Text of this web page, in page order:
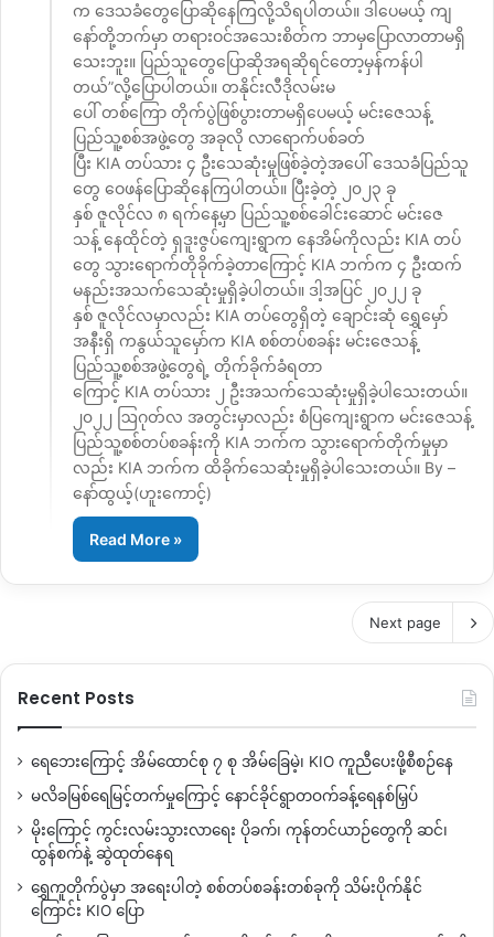
က ဒေသခံတွေပြောဆိုနေကြလို့သိရပါတယ်။ ဒါပေမယ့် ကျ
နော်တို့ဘက်မှာ တရားဝင်အသေးစိတ်က ဘာမှပြောလာတာမရှိ
သေးဘူး။ ပြည်သူတွေပြောဆိုအရဆိုရင်တော့မှန်ကန်ပါ
တယ်”လို့ပြောပါတယ်။ တနိုင်းလီဒိုလမ်းမ
ပေါ် တစ်ကြော တိုက်ပွဲဖြစ်ပွားတာမရှိပေမယ့် မင်းဇေသန့်
ပြည်သူ့စစ်အဖွဲ့တွေ အခုလို လာရောက်ပစ်ခတ်
ပြီး KIA တပ်သား ၄ ဦးသေဆုံးမှုဖြစ်ခဲ့တဲ့အပေါ် ဒေသခံပြည်သူ
တွေ ဝေဖန်ပြောဆိုနေကြပါတယ်။ ပြီးခဲ့တဲ့ ၂၀၂၃ ခု
နှစ် ဇူလိုင်လ ၈ ရက်နေ့မှာ ပြည်သူ့စစ်ခေါင်းဆောင် မင်းဇေ
သန့် နေထိုင်တဲ့ ရှဒူးဇွပ်ကျေးရွာက နေအိမ်ကိုလည်း KIA တပ်
တွေ သွားရောက်တိုခိုက်ခဲ့တာကြောင့် KIA ဘက်က ၄ ဦးထက်
မနည်းအသက်သေဆုံးမှုရှိခဲ့ပါတယ်။ ဒါ့အပြင် ၂၀၂၂ ခု
နှစ် ဇူလိုင်လမှာလည်း KIA တပ်တွေရှိတဲ့ ချောင်းဆုံ ရွှေမှော်
အနီးရှိ ကနွယ်သူမှော်က KIA စစ်တပ်စခန်း မင်းဇေသန့်
ပြည်သူ့စစ်အဖွဲ့တွေရဲ့ တိုက်ခိုက်ခံရတာ
ကြောင့် KIA တပ်သား ၂ ဦးအသက်သေဆုံးမှုရှိခဲ့ပါသေးတယ်။
၂၀၂၂ ဩဂုတ်လ အတွင်းမှာလည်း စံပြကျေးရွာက မင်းဇေသန့်
ပြည်သူ့စစ်တပ်စခန်းကို KIA ဘက်က သွားရောက်တိုက်မှုမှာ
လည်း KIA ဘက်က ထိခိုက်သေဆုံးမှုရှိခဲ့ပါသေးတယ်။ By –
နော်ထွယ့်(ဟူးကောင့်)
Read More »
Next page
Recent Posts
ရေဘေးကြောင့် အိမ်ထောင်စု ၇ စု အိမ်ခြေမဲ့၊ KIO ကူညီပေးဖို့စီစဉ်နေ
မလိခမြစ်ရေမြင့်တက်မှုကြောင့် နောင်ခိုင်ရွာတဝက်ခန့်ရေနစ်မြှပ်
မိုးကြောင့် ကွင်းလမ်းသွားလာရေး ပိုခက်၊ ကုန်တင်ယာဉ်တွေကို ဆင်၊
ထွန်စက်နဲ့ ဆွဲထုတ်နေရ
ရွှေကူတိုက်ပွဲမှာ အရေးပါတဲ့ စစ်တပ်စခန်းတစ်ခုကို သိမ်းပိုက်နိုင်
ကြောင်း KIO ပြော